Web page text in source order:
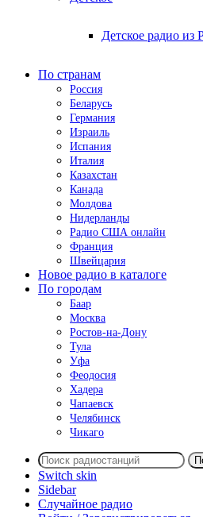
Детское радио из
По странам
Россия
Беларусь
Германия
Израиль
Испания
Италия
Казахстан
Канада
Молдова
Нидерланды
Радио США онлайн
Франция
Швейцария
Новое радио в каталоге
По городам
Баар
Москва
Ростов-на-Дону
Тула
Уфа
Феодосия
Хадера
Чапаевск
Челябинск
Чикаго
Switch skin
Sidebar
Случайное радио